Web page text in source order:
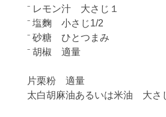
⁻ レモン汁 大さじ１
⁻ 塩麴 小さじ1/2
⁻ 砂糖 ひとつまみ
⁻ 胡椒 適量
片栗粉 適量
太白胡麻油あるいは米油 大さ